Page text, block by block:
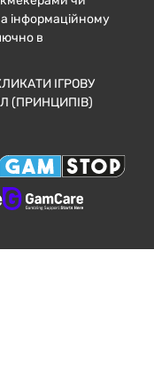
інформаційному
в
ІГРОВУ
(ПРИНЦИПІВ)